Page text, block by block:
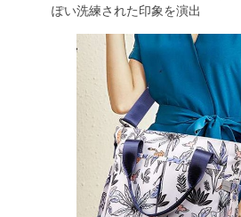
ぽい洗練された印象を演出